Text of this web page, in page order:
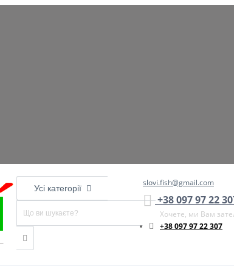
Усі категорії
slovi.fish@gmail.com
+38 097 97 22
Хочете, ми Вам
+38 097 97 22 307